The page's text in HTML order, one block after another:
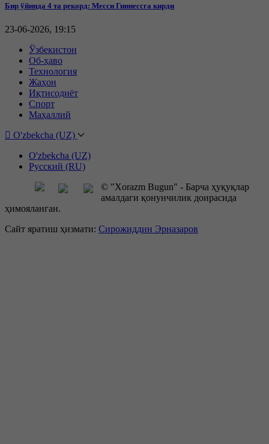
Бир ўйинда 4 та рекорд: Месси Гиннессга кирди
23-06-2026, 19:15
Ўзбекистон
Об-ҳаво
Технология
Жаҳон
Иқтисодиёт
Спорт
Маҳаллий
O'zbekcha (UZ)
O'zbekcha (UZ)
Русский (RU)
© "Xorazm Bugun" - Барча ҳуқуқлар
амалдаги қонунчилик доирасида
ҳимояланган.
Сайт яратиш ҳизмати: Сирожиддин Эрназаров